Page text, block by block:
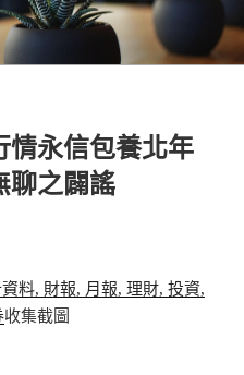
情永信包養北年
聊之闢謠
料, 財報, 月報, 理財, 投資,
收集截圖